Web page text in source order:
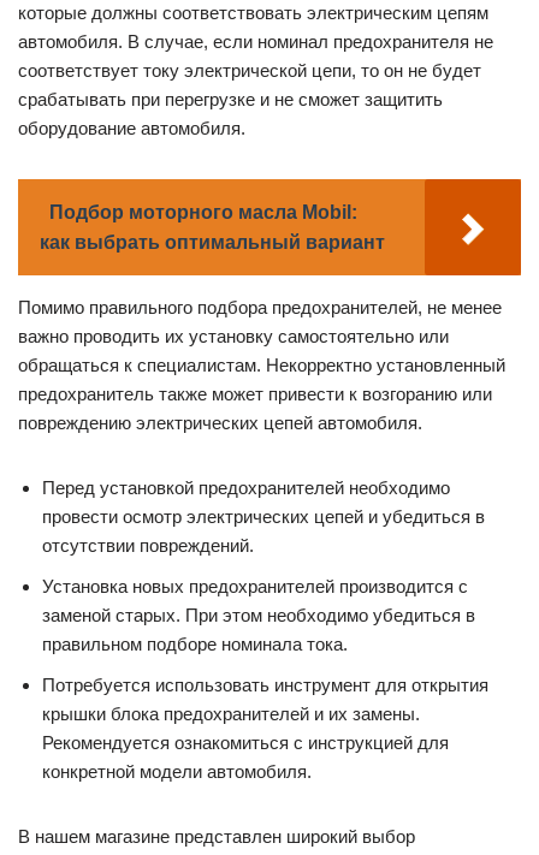
которые должны соответствовать электрическим цепям
автомобиля. В случае, если номинал предохранителя не
соответствует току электрической цепи, то он не будет
срабатывать при перегрузке и не сможет защитить
оборудование автомобиля.
Подбор моторного масла Mobil:
как выбрать оптимальный вариант
Помимо правильного подбора предохранителей, не менее
важно проводить их установку самостоятельно или
обращаться к специалистам. Некорректно установленный
предохранитель также может привести к возгоранию или
повреждению электрических цепей автомобиля.
Перед установкой предохранителей необходимо
провести осмотр электрических цепей и убедиться в
отсутствии повреждений.
Установка новых предохранителей производится с
заменой старых. При этом необходимо убедиться в
правильном подборе номинала тока.
Потребуется использовать инструмент для открытия
крышки блока предохранителей и их замены.
Рекомендуется ознакомиться с инструкцией для
конкретной модели автомобиля.
В нашем магазине представлен широкий выбор